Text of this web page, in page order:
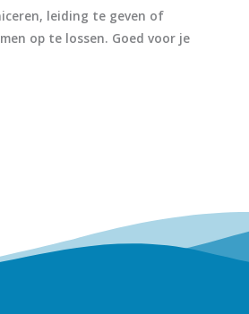
leiding te geven of
op te lossen. Goed voor je